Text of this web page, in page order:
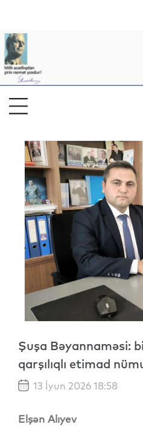
Şuşa Bəyannaməsi:
qarşılıqlı etimad
13 İyun 2026 18:58
Elşən Alıyev